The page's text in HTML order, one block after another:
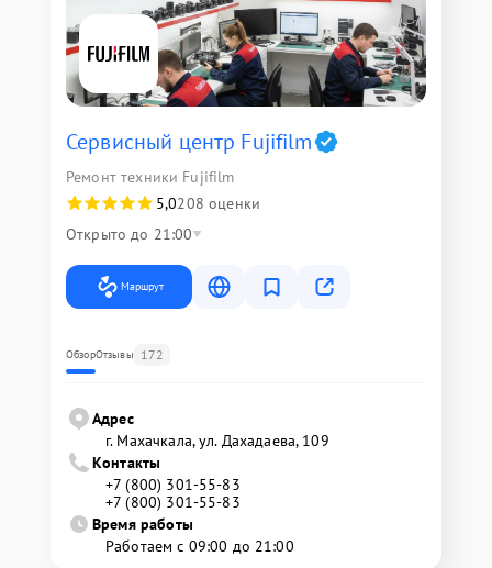
Сервисный центр Fujifilm
Ремонт техники Fujifilm
5,0208 оценки
Открыто до 21:00
Маршрут
ОбзорОтзывы 172
Адрес
г. Махачкала, ул. Дахадаева, 109
Контакты
+7 (800) 301-55-83
+7 (800) 301-55-83
Время работы
Работаем с 09:00 до 21:00